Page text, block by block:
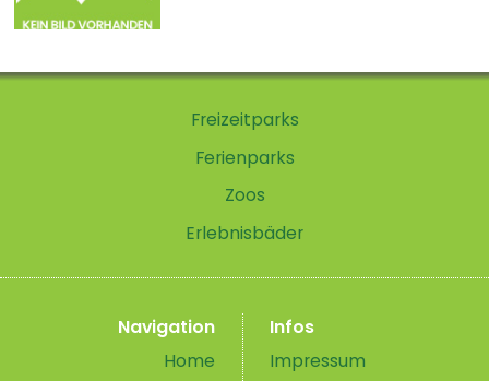
Freizeitparks
Ferienparks
Zoos
Erlebnisbäder
Navigation
Home
Infos
Impressum